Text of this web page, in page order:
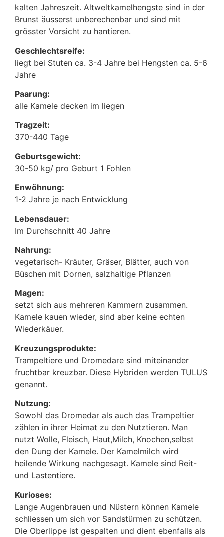
kalten Jahreszeit. Altweltkamelhengste sind in der
Brunst äusserst unberechenbar und sind mit
grösster Vorsicht zu hantieren.
Geschlechtsreife:
liegt bei Stuten ca. 3-4 Jahre bei Hengsten ca. 5-6
Jahre
Paarung:
alle Kamele decken im liegen
Tragzeit:
370-440 Tage
Geburtsgewicht:
30-50 kg/ pro Geburt 1 Fohlen
Enwöhnung:
1-2 Jahre je nach Entwicklung
Lebensdauer:
Im Durchschnitt 40 Jahre
Nahrung:
vegetarisch- Kräuter, Gräser, Blätter, auch von
Büschen mit Dornen, salzhaltige Pflanzen
Magen:
setzt sich aus mehreren Kammern zusammen.
Kamele kauen wieder, sind aber keine echten
Wiederkäuer.
Kreuzungsprodukte:
Trampeltiere und Dromedare sind miteinander
fruchtbar kreuzbar. Diese Hybriden werden TULUS
genannt.
Nutzung:
Sowohl das Dromedar als auch das Trampeltier
zählen in ihrer Heimat zu den Nutztieren. Man
nutzt Wolle, Fleisch, Haut,Milch, Knochen,selbst
den Dung der Kamele. Der Kamelmilch wird
heilende Wirkung nachgesagt. Kamele sind Reit-
und Lastentiere.
Kurioses:
Lange Augenbrauen und Nüstern können Kamele
schliessen um sich vor Sandstürmen zu schützen.
Die Oberlippe ist gespalten und dient ebenfalls als